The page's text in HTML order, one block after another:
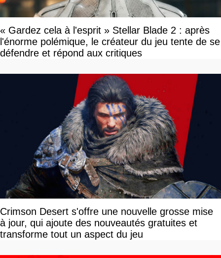
« Gardez cela à l'esprit » Stellar Blade 2 : après
l'énorme polémique, le créateur du jeu tente de se
défendre et répond aux critiques
Crimson Desert s'offre une nouvelle grosse mise
à jour, qui ajoute des nouveautés gratuites et
transforme tout un aspect du jeu